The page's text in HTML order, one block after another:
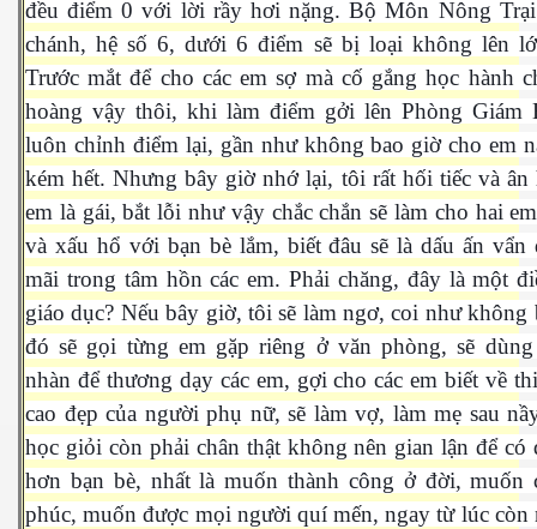
đều điểm 0 với lời rầy hơi nặng. Bộ Môn Nông
chánh, hệ số 6, dưới 6 điểm sẽ bị loại không lên
Trước mắt để cho các em sợ mà cố gắng học hành
hoàng vậy thôi, khi làm điểm gởi lên Phòng Giám
luôn chỉnh điểm lại, gần như không bao giờ cho em
kém hết. Nhưng bây giờ nhớ lại, tôi rất hối tiếc và ân
em là gái, bắt lỗi như vậy chắc chắn sẽ làm cho hai
và xấu hổ với bạn bè lắm, biết đâu sẽ là dấu ấn vẩn
mãi trong tâm hồn các em. Phải chăng, đây là một
giáo dục? Nếu bây giờ, tôi sẽ làm ngơ, coi như không
đó sẽ gọi từng em gặp riêng ở văn phòng, sẽ
nhàn để thương dạy các em, gợi cho các em biết về
cao đẹp của người phụ nữ, sẽ làm vợ, làm mẹ sau
học giỏi còn phải chân thật không nên gian lận để có
hơn bạn bè, nhất là muốn thành công ở đời, muốn
phúc, muốn được mọi người quí mến, ngay từ lúc còn